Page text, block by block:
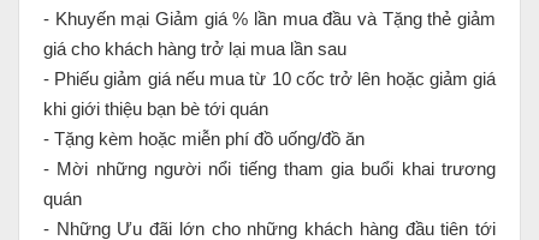
- Khuyến mại Giảm giá % lần mua đầu và Tặng thẻ giảm
giá cho khách hàng trở lại mua lần sau
- Phiếu giảm giá nếu mua từ 10 cốc trở lên hoặc giảm giá
khi giới thiệu bạn bè tới quán
- Tặng kèm hoặc miễn phí đồ uống/đồ ăn
- Mời những người nổi tiếng tham gia buổi khai trương
quán
- Những Ưu đãi lớn cho những khách hàng đầu tiên tới